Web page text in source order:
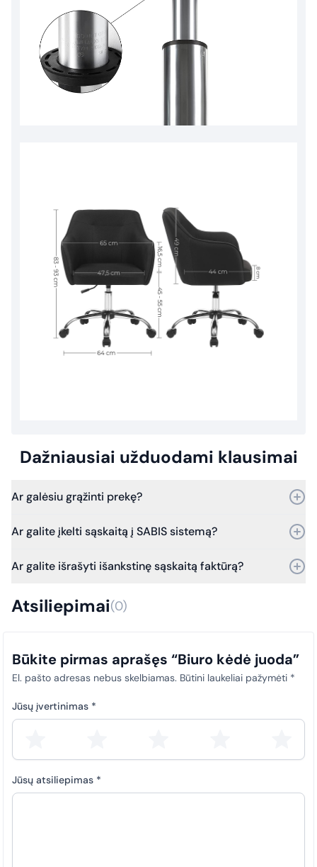
Dažniausiai užduodami klausimai
Ar galėsiu grąžinti prekę?
Bet jei praeis daugiau laiko – vis tiek kreipkitės, ir mes
Ar galite įkelti sąskaitą į SABIS sistemą?
Nuo 2025 m. sausio 1 d. visi viešosios įstaigos pirkimų
sistemą. Šis reikalavimas taikomas visiems pirkimams, siekiant
užtikrinti skaidrumą ir tinkamą atitiktį teisės aktų nuostatoms.
Ar galite išrašyti išankstinę sąskaitą faktūrą?
Atsiliepimai(0)
Būkite pirmas aprašęs “Biuro kėdė juoda”
El. pašto adresas nebus skelbiamas. Būtini laukeliai pažymėti *
Jūsų įvertinimas *
Jūsų atsiliepimas *